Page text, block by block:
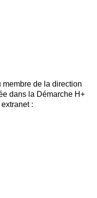
de la direction
dans la Démarche H+
: